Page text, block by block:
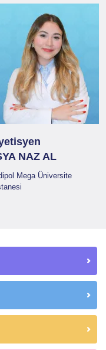
NAZ AL
Mega Üniversite